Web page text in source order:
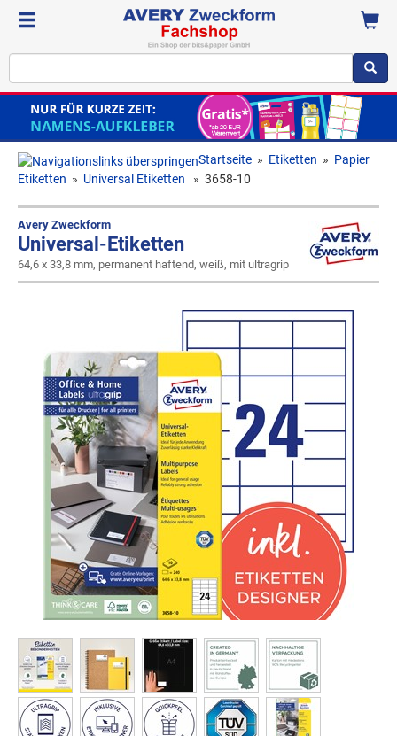
Startseite » Etiketten » Papier
Etiketten » Universal Etiketten » 3658-10
Avery Zweckform
Universal-Etiketten
64,6 x 33,8 mm, permanent haftend, weiß, mit ultragrip